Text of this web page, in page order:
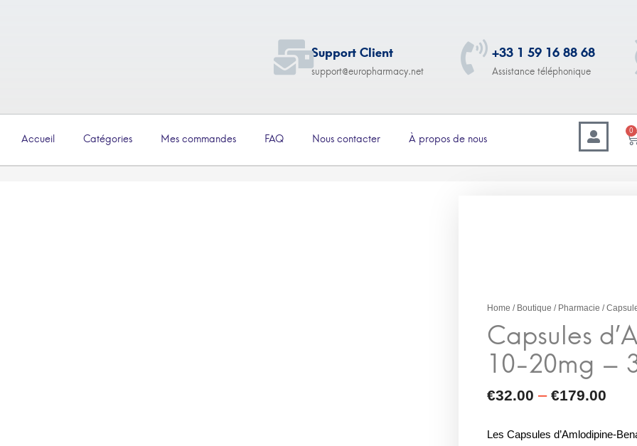
Support Client
support@europharmacy.net
+33 1 59 16 88 68
Assistance téléphonique
Accueil Catégories Mes commandes FAQ Nous contacter À propos de nous
0
Home / Boutique / Pharmacie /
10-20mg – 30 capsules
Les Capsules d’Amlodipine-